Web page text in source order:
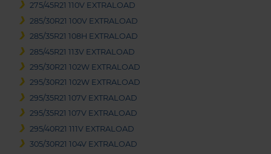
275/45R21 110V EXTRALOAD
285/30R21 100V EXTRALOAD
285/35R21 108H EXTRALOAD
285/45R21 113V EXTRALOAD
295/30R21 102W EXTRALOAD
295/30R21 102W EXTRALOAD
295/35R21 107V EXTRALOAD
295/35R21 107V EXTRALOAD
295/40R21 111V EXTRALOAD
305/30R21 104V EXTRALOAD